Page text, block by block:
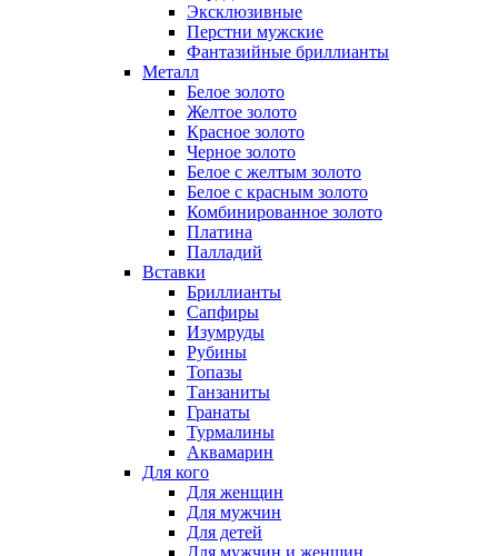
Эксклюзивные
Перстни мужские
Фантазийные бриллианты
Металл
Белое золото
Желтое золото
Красное золото
Черное золото
Белое с желтым золото
Белое с красным золото
Комбинированное золото
Платина
Палладий
Вставки
Бриллианты
Сапфиры
Изумруды
Рубины
Топазы
Танзаниты
Гранаты
Турмалины
Аквамарин
Для кого
Для женщин
Для мужчин
Для детей
Для мужчин и женщин